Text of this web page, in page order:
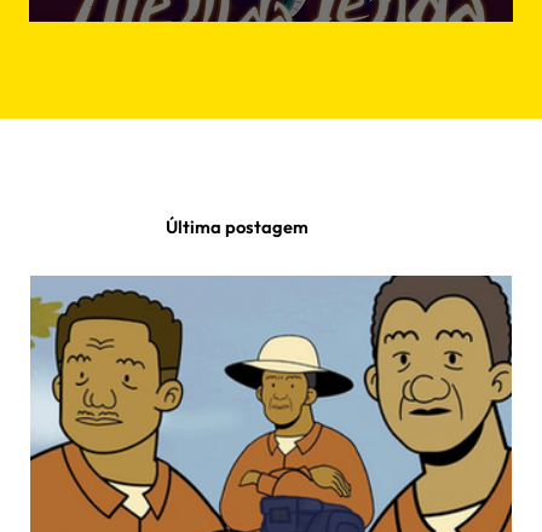
Última postagem